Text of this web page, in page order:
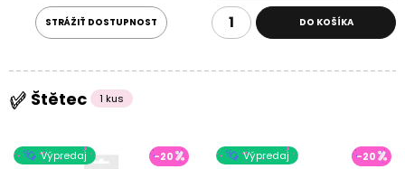
STRÁŽIŤ DOSTUPNOST DO KOŠÍKA
Štětec 1 kus
Výpredaj -20 Výpredaj -20